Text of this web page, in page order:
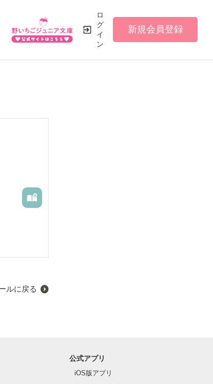
ロ
グ
イ
ン
新規会員登録
ルに戻る
公式アプリ
iOS版アプリ